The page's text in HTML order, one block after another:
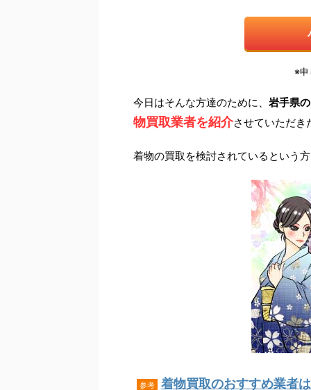
※申
今日はそんな方達のために、 岩手県
物買取業者を紹介させていただき
着物の買取を検討されているという
参考 着物買取のおすすめ業者